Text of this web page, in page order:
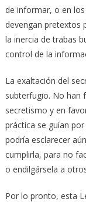
de informar, o en
devengan pretextos
la inercia de trabas
control de la
La exaltación del
subterfugio. No han
secretismo y en
práctica se guían
podría esclarecer
cumplirla, para no
o endilgársela a
Por lo pronto, esta